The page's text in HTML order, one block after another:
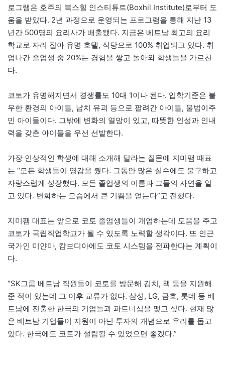
로그램은 호주의 복스힐 인스티튜트(Boxhil Institute)로부터 도
움을 받았다. 2년 과정으로 운영되는 프로그램을 통해 지난 13
년간 500명의 요리사가 배출됐다. 지금은 베트남 최고의 요리
학교로 자리 잡아 유명 호텔, 식당으로 100% 취업되고 있다. 취
업나간 졸업생 중 20%는 경험을 쌓고 돌아와 학생들을 가르친
다.
코토가 유명해지면서 경쟁률도 10대 1이나 된다. 입학기준은 불
우한 환경의 아이들, 납치 유괴 등으로 팔려간 아이들, 불법이주
민 아이들이다. 그밖에 변화의 열망이 있고, 따뜻한 인성과 인내
력을 갖춘 아이들을 우선 선발한다.
가장 인상적인 학생에 대해 소개해 달라는 질문에 지미팸 때표
는 “모든 학생들이 영감을 줬다. 그동안 많은 실수에도 불구하고
자랑스럽게 성장했다. 모든 졸업생의 이름과 그들의 사연을 알
고 있다. 변화하는 모습에서 큰 기쁨을 얻는다”고 전했다.
지미팸 대표는 앞으로 코토 졸업생들이 개업하는데 도움을 주고
코토가 국립직업학교가 될 수 있도록 노력할 생각이다. 또 인근
국가인 미얀마, 캄보디아에도 코토 시스템을 전파한다는 계획이
다.
“SK그룹 베트남 직원들이 코토를 방문해 김치, 책 등을 지원해
준 적이 있는데 그 이후 교류가 없다. 삼성, LG, 금호, 롯데 등 베
트남에 진출한 한국의 기업들과 파트너십을 맺고 싶다. 현재 많
은 베트남 기업들이 지원이 아닌 투자의 개념으로 우리를 돕고
있다. 한국에도 코토가 설립될 수 있었으면 좋겠다.”